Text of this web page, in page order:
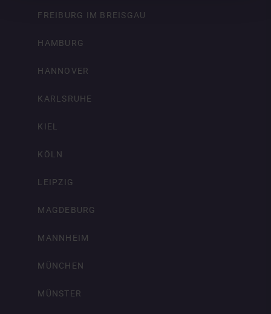
FREIBURG IM BREISGAU
HAMBURG
HANNOVER
KARLSRUHE
KIEL
KÖLN
LEIPZIG
MAGDEBURG
MANNHEIM
MÜNCHEN
MÜNSTER